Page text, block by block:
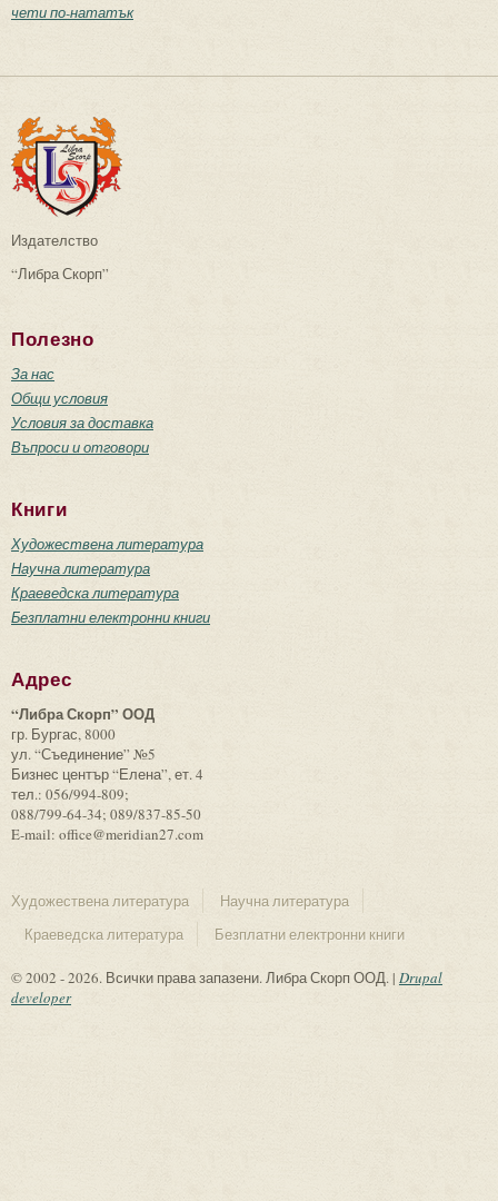
чети по-нататък
Издателство
“Либра Скорп”
Полезно
За нас
Общи условия
Условия за доставка
Въпроси и отговори
Книги
Художествена литература
Научна литература
Краеведска литература
Безплатни електронни книги
Адрес
“Либра Скорп” ООД
гр. Бургас, 8000
ул. “Съединение” №5
Бизнес център “Елена”, ет. 4
тел.: 056/994-809;
088/799-64-34; 089/837-85-50
E-mail: office@meridian27.com
Художествена литература
Научна литература
Краеведска литература
Безплатни електронни книги
© 2002 - 2026. Всички права запазени. Либра Скорп ООД. | Drupal
developer